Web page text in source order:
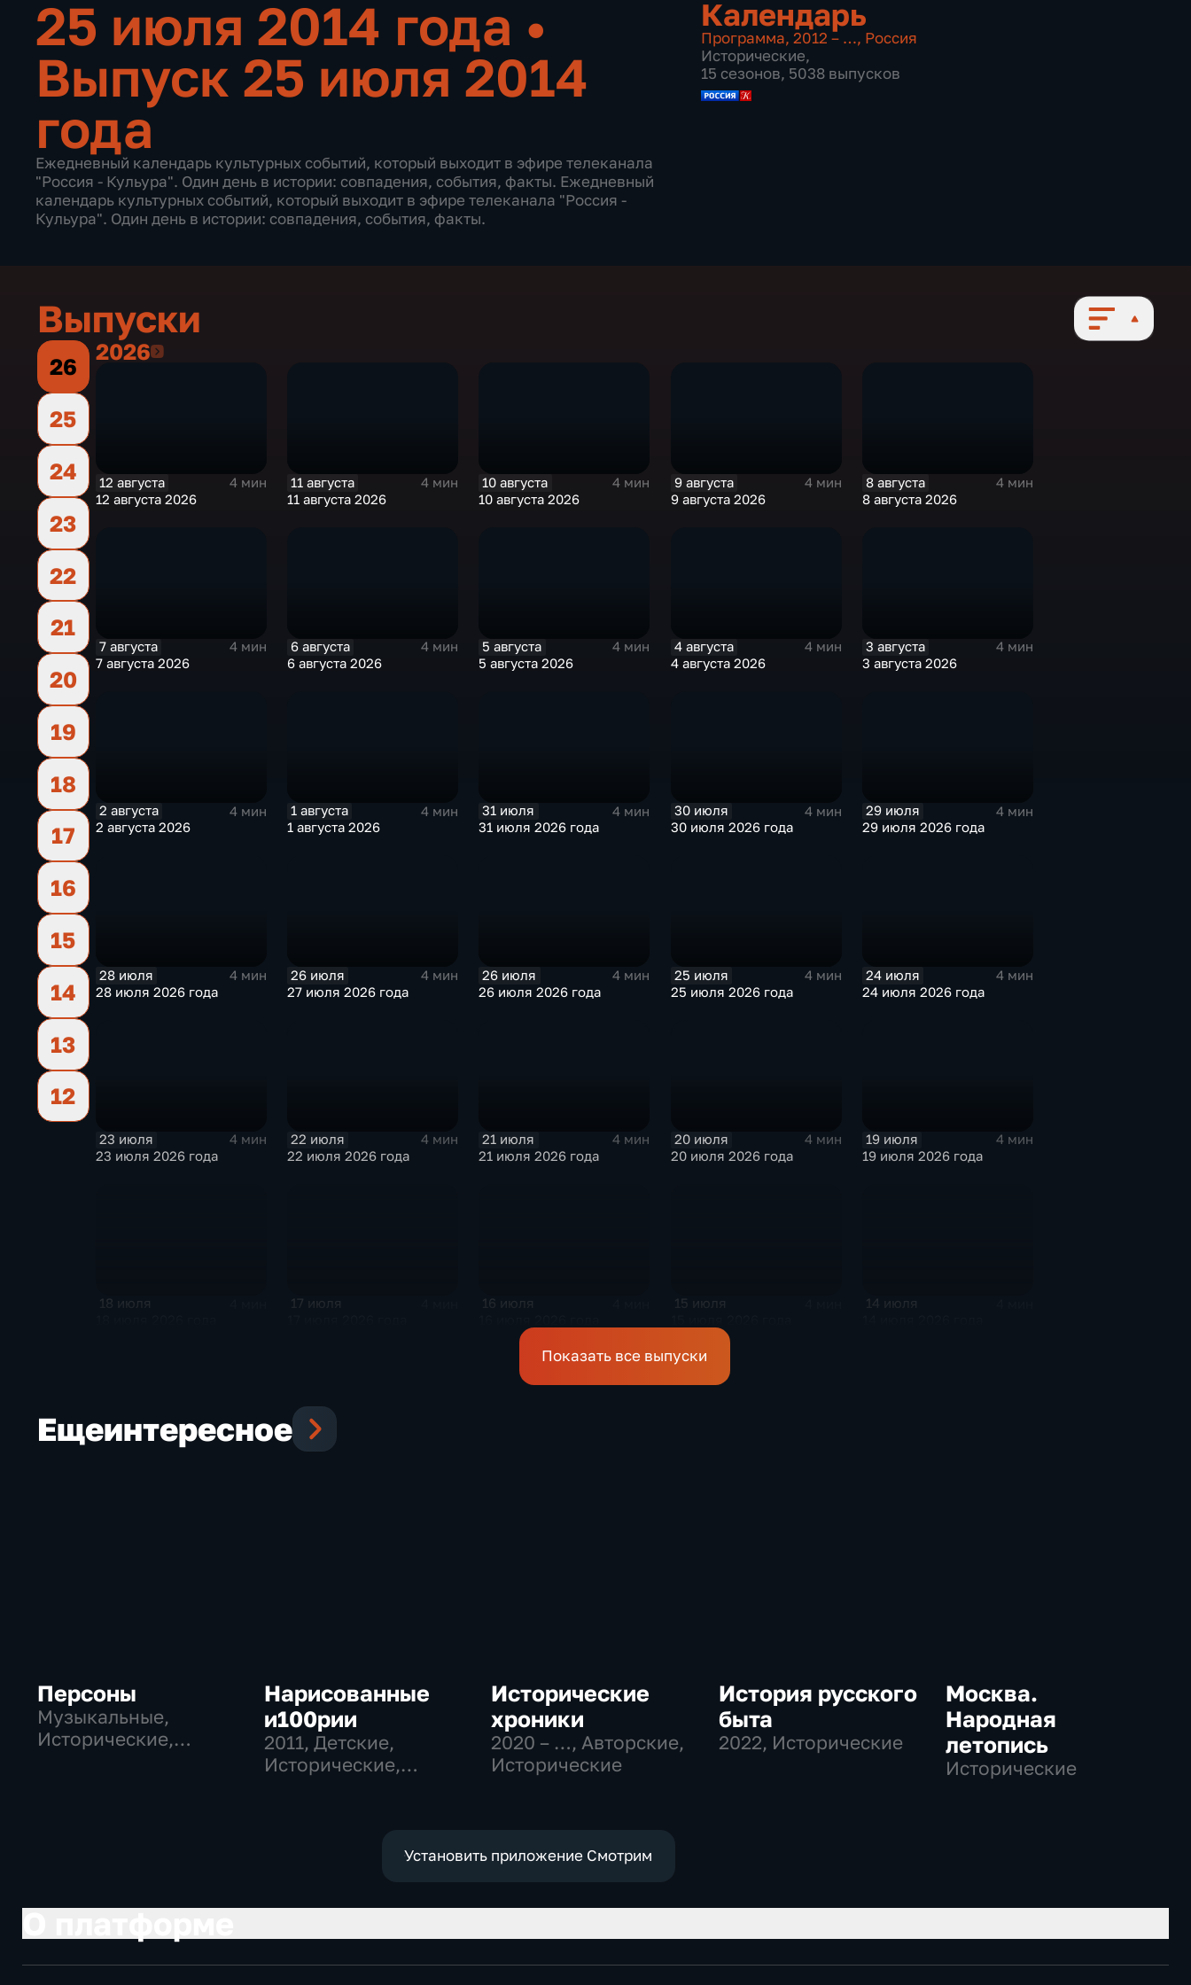
25 июля 2014 года •
Выпуск 25 июля 2014
года
Ежедневный календарь культурных событий, который выходит в эфире телеканала
"Россия - Кульура". Один день в истории: совпадения, события, факты. Ежедневный
календарь культурных событий, который выходит в эфире телеканала "Россия -
Кульура". Один день в истории: совпадения, события, факты.
Календарь
Программа, 2012 – …, Россия
Исторические,
15 сезонов, 5038 выпусков
Выпуски
26
25
24
23
22
21
20
19
18
17
16
15
14
13
12
20262026
12 августа
4 мин
12 августа 2026
11 августа
4 мин
11 августа 2026
10 августа
4 мин
10 августа 2026
9 августа
4 мин
9 августа 2026
8 августа
4 мин
8 августа 2026
7 августа
4 мин
7 августа 2026
6 августа
4 мин
6 августа 2026
5 августа
4 мин
5 августа 2026
4 августа
4 мин
4 августа 2026
3 августа
4 мин
3 августа 2026
2 августа
4 мин
2 августа 2026
1 августа
4 мин
1 августа 2026
31 июля
4 мин
31 июля 2026 года
30 июля
4 мин
30 июля 2026 года
29 июля
4 мин
29 июля 2026 года
28 июля
4 мин
28 июля 2026 года
26 июля
4 мин
27 июля 2026 года
26 июля
4 мин
26 июля 2026 года
25 июля
4 мин
25 июля 2026 года
24 июля
4 мин
24 июля 2026 года
23 июля
4 мин
23 июля 2026 года
22 июля
4 мин
22 июля 2026 года
21 июля
4 мин
21 июля 2026 года
20 июля
4 мин
20 июля 2026 года
19 июля
4 мин
19 июля 2026 года
18 июля 17 июля 16 июля 15 июля 14 июля
Показать все выпуски
Ещеинтересное
Персоны
Музыкальные,
Исторические,
Нарисованные
и100рии
2011, Детские,
Исторические,
Исторические
хроники
2020 – …, Авторские,
Исторические
История русского
быта
2022, Исторические
Москва.
Народная
летопись
Исторические
Установить приложение Смотрим